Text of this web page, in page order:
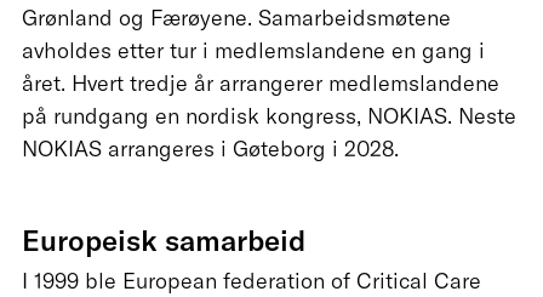
Grønland og Færøyene. Samarbeidsmøtene
avholdes etter tur i medlemslandene en gang i
året. Hvert tredje år arrangerer medlemslandene
på rundgang en nordisk kongress, NOKIAS. Neste
NOKIAS arrangeres i Gøteborg i 2028.
Europeisk samarbeid
I 1999 ble European federation of Critical Care